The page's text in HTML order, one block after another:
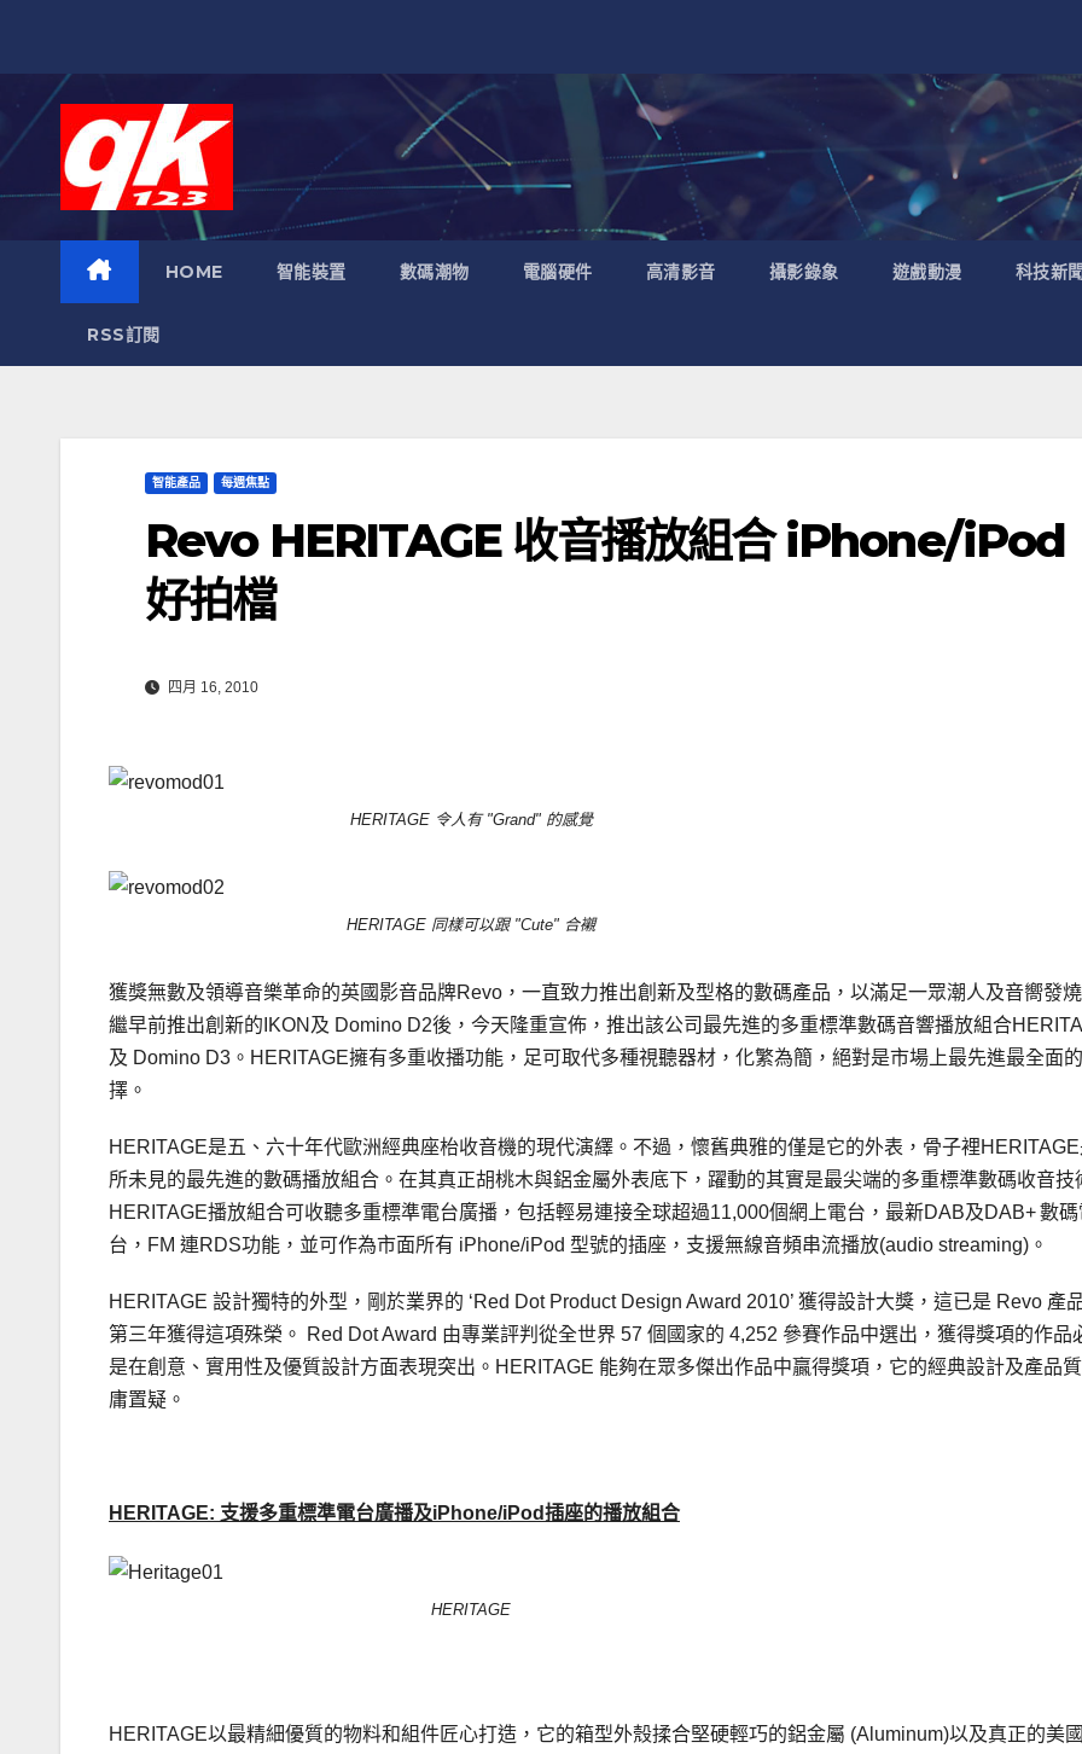
HOME 智能裝置 數碼潮物 電腦硬件 高清影音 攝影錄象 遊戲動漫 科技新
RSS訂閱
智能產品 每週焦點
Revo HERITAGE 收音播放組合 iPhone/iPod
好拍檔
四月 16, 2010
HERITAGE 令人有 "Grand" 的感覺
HERITAGE 同樣可以跟 "Cute" 合襯
獲獎無數及領導音樂革命的英國影音品牌Revo，一直致力推出創新及型格的數碼產品，以滿足一眾潮人及音嚮發
繼早前推出創新的IKON及 Domino D2後，今天隆重宣佈，推出該公司最先進的多重標準數碼音響播放組合
及 Domino D3。HERITAGE擁有多重收播功能，足可取代多種視聽器材，化繁為簡，絕對是市場上最先進最全面
擇。
HERITAGE是五、六十年代歐洲經典座枱收音機的現代演繹。不過，懷舊典雅的僅是它的外表，骨子裡
所未見的最先進的數碼播放組合。在其真正胡桃木與鋁金屬外表底下，躍動的其實是最尖端的多重標準數碼收音技
HERITAGE播放組合可收聽多重標準電台廣播，包括輕易連接全球超過11,000個網上電台，最新DAB及DAB+數碼
台，FM 連RDS功能，並可作為市面所有 iPhone/iPod 型號的插座，支援無線音頻串流播放(audio streaming)。
HERITAGE 設計獨特的外型，剛於業界的 ‘Red Dot Product Design Award 2010’ 獲得設計大獎，這已是 Revo 產
第三年獲得這項殊榮。 Red Dot Award 由專業評判從全世界 57 個國家的 4,252 參賽作品中選出，獲得獎項的作品
是在創意、實用性及優質設計方面表現突出。HERITAGE 能夠在眾多傑出作品中贏得獎項，它的經典設計及產品
庸置疑。
HERITAGE: 支援多重標準電台廣播及iPhone/iPod插座的播放組合
HERITAGE
HERITAGE以最精細優質的物料和組件匠心打造，它的箱型外殼揉合堅硬輕巧的鋁金屬 (Aluminum)以及真正的美